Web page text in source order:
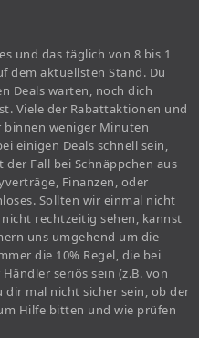
und das täglich von 8 bis 1
dem aktuellsten Stand. Du
Deals warten, noch dich
Viele der Rabattaktionen und
weniger Minuten
einigen Deals schnell sein,
Fall bei Schnäppchen aus
Finanzen, oder
Sollten wir einmal nicht
rechtzeitig sehen, kannst
uns umgehend um die
die 10% Regel, die bei
seriös sein (z.B. von
mal nicht sicher sein, ob der
Hilfe bitten und wie prüfen